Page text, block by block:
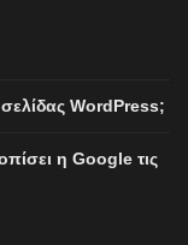
WordPress;
η Google τις